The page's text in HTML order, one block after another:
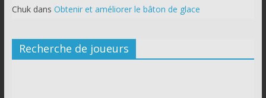
Chukdans Obtenir et améliorer le bâton de glace
Recherche de joueurs